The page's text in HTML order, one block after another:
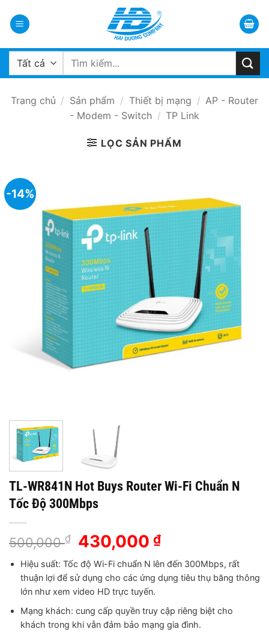
qua
dung
Tìm
Trang chủ / Sản phẩm / Thiết bị mạng / AP - Router
- Modem - Switch / TP Link
LỌC SẢN PHẨM
-14%
TL-WR841N Hot Buys Router Wi-Fi Chuẩn N
Tốc Độ 300Mbps
500,000₫
Giá
là:
500,000 ₫.
430,000₫Giá
tại
là:
Hiệu suất: Tốc độ Wi-Fi chuẩn N lên đến 300Mbps, rất
thuận lợi để sử dụng cho các ứng dụng tiêu thụ băng thông
lớn như xem video HD trực tuyến.
Mạng khách: cung cấp quyền truy cập riêng biệt cho
khách trong khi vẫn đảm bảo mạng gia đình.